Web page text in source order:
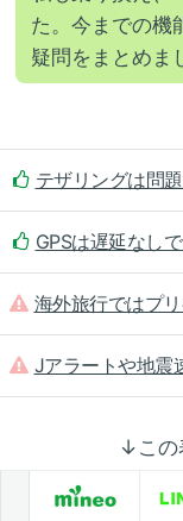
た。今までの機
疑問をまとめま
テザリングは問
GPSは遅延なし
海外旅行ではプ
Jアラートや地震
↓この